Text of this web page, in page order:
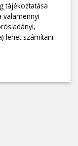
tájékoztatása
valamennyi
lehet számítani.